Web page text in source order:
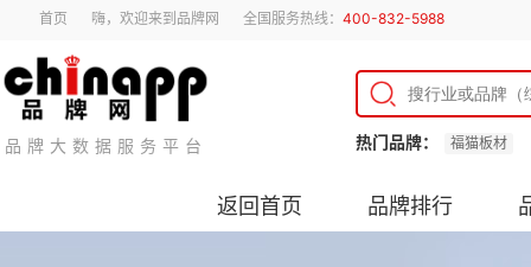
首页 嗨，欢迎来到品牌网 全国服务热线： 400-832-5988
品牌大数据服务平台 热门品牌： 福猫板材
返回首页 品牌排行